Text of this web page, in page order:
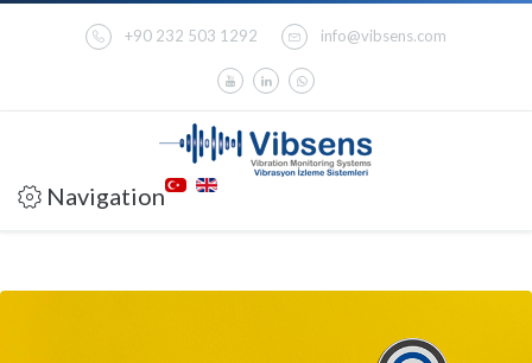
+90 232 503 1292 info@vibsens.com
Navigation